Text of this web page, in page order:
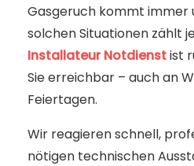
Gasgeruch kommt immer
solchen Situationen zählt
Installateur Notdienstist
Sie erreichbar – auch an
Feiertagen.
Wir reagieren schnell,
nötigen technischen